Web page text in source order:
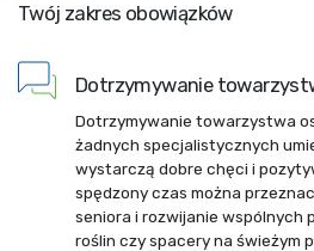
Twój zakres obowiązków
Dotrzymywanie
Dotrzymywanie towarzystwa
żadnych specjalistycznych
wystarczą dobre chęci i
spędzony czas można
seniora i rozwijanie wspólnych
roślin czy spacery na świeżym